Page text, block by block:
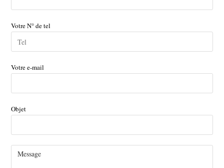
Votre N° de tel
Votre e-mail
Objet